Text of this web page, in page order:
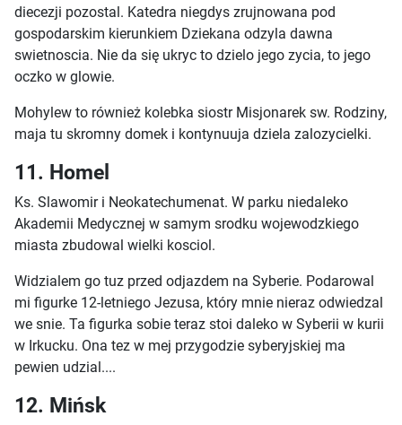
diecezji pozostal. Katedra niegdys zrujnowana pod
gospodarskim kierunkiem Dziekana odzyla dawna
swietnoscia. Nie da się ukryc to dzielo jego zycia, to jego
oczko w glowie.
Mohylew to również kolebka siostr Misjonarek sw. Rodziny,
maja tu skromny domek i kontynuuja dziela zalozycielki.
11. Homel
Ks. Slawomir i Neokatechumenat. W parku niedaleko
Akademii Medycznej w samym srodku wojewodzkiego
miasta zbudowal wielki kosciol.
Widzialem go tuz przed odjazdem na Syberie. Podarowal
mi figurke 12-letniego Jezusa, który mnie nieraz odwiedzal
we snie. Ta figurka sobie teraz stoi daleko w Syberii w kurii
w Irkucku. Ona tez w mej przygodzie syberyjskiej ma
pewien udzial....
12. Mińsk